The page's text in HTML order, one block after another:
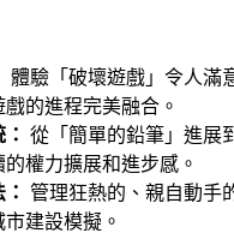
體驗「破壞遊戲」令人滿
的進程完美融合。
從「簡單的鉛筆」進展
權力擴展和進步感。
管理狂熱的、親自動手
建設模擬。